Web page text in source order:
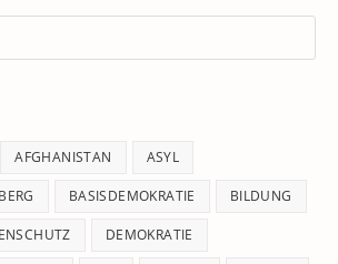
AFGHANISTAN ASYL
BASISDEMOKRATIE BILDUNG
DEMOKRATIE